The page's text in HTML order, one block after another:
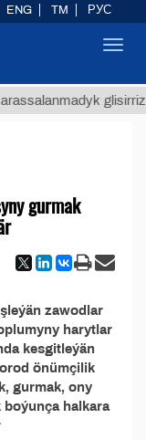
gurmak
zawodlar
harytlar
kesgitleýän
önümçilik
gurmak, ony
halkara
ENG TM РУС